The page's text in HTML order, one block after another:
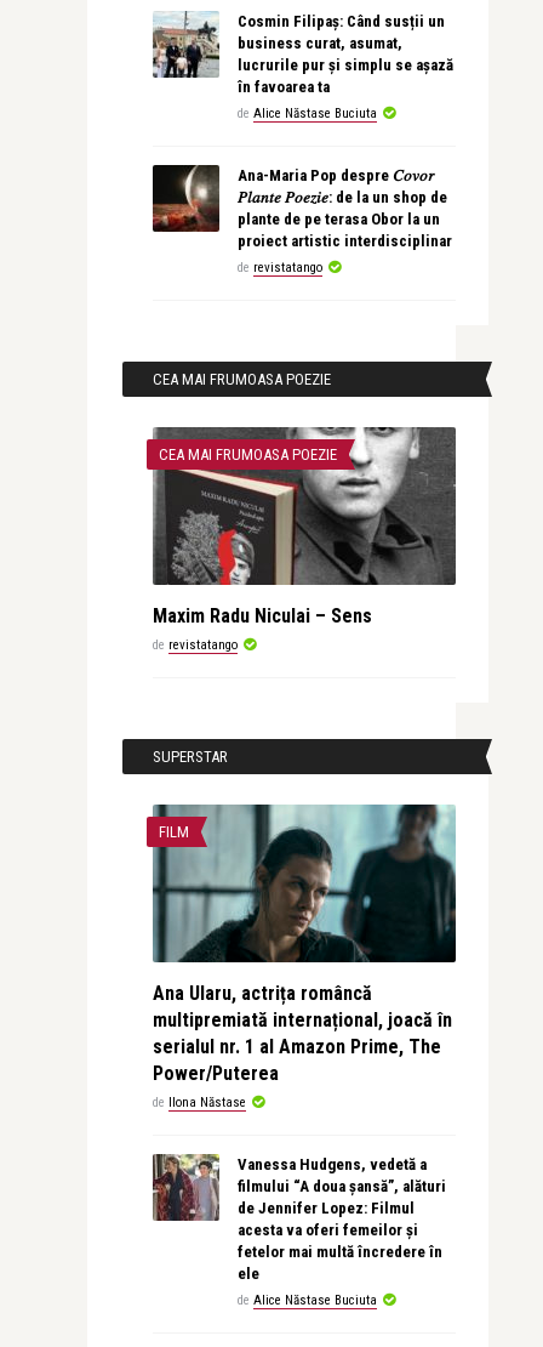
Cosmin Filipaș: Când susții un
business curat, asumat,
lucrurile pur și simplu se așază
în favoarea ta
de Alice Năstase Buciuta
Ana-Maria Pop despre 𝐶𝑜𝑣𝑜𝑟
𝑃𝑙𝑎𝑛𝑡𝑒 𝑃𝑜𝑒𝑧𝑖𝑒: de la un shop de
plante de pe terasa Obor la un
proiect artistic interdisciplinar
de revistatango
CEA MAI FRUMOASA POEZIE
CEA MAI FRUMOASA POEZIE
Maxim Radu Niculai – Sens
de revistatango
SUPERSTAR
FILM
Ana Ularu, actrița româncă
multipremiată internațional, joacă în
serialul nr. 1 al Amazon Prime, The
Power/Puterea
de Ilona Năstase
Vanessa Hudgens, vedetă a
filmului “A doua șansă”, alături
de Jennifer Lopez: Filmul
acesta va oferi femeilor și
fetelor mai multă încredere în
ele
de Alice Năstase Buciuta